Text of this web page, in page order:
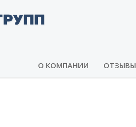
О КОМПАНИИ ОТЗЫВЫ